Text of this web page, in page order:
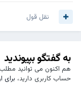
نقل قول
به گفتگو بپیوندید
هم اکنون می توانید مطلب
حساب کاربری دارید، برای